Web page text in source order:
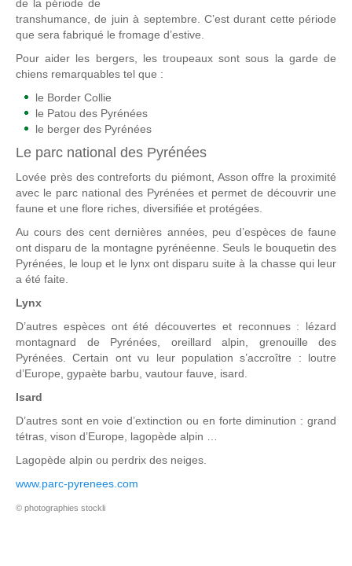
de la période de
transhumance, de juin à septembre. C’est durant cette période
que sera fabriqué le fromage d’estive.
Pour aider les bergers, les troupeaux sont sous la garde de
chiens remarquables tel que :
le Border Collie
le Patou des Pyrénées
le berger des Pyrénées
Le parc national des Pyrénées
Lovée près des contreforts du piémont, Asson offre la proximité
avec le parc national des Pyrénées et permet de découvrir une
faune et une flore riches, diversifiée et protégées.
Au cours des cent dernières années, peu d’espèces de faune
ont disparu de la montagne pyrénéenne. Seuls le bouquetin des
Pyrénées, le loup et le lynx ont disparu suite à la chasse qui leur
a été faite.
Lynx
D’autres espèces ont été découvertes et reconnues : lézard
montagnard de Pyrénées, oreillard alpin, grenouille des
Pyrénées. Certain ont vu leur population s’accroître : loutre
d’Europe, gypaète barbu, vautour fauve, isard.
Isard
D’autres sont en voie d’extinction ou en forte diminution : grand
tétras, vison d’Europe, lagopède alpin …
Lagopède alpin ou perdrix des neiges.
www.parc-pyrenees.com
© photographies stockli